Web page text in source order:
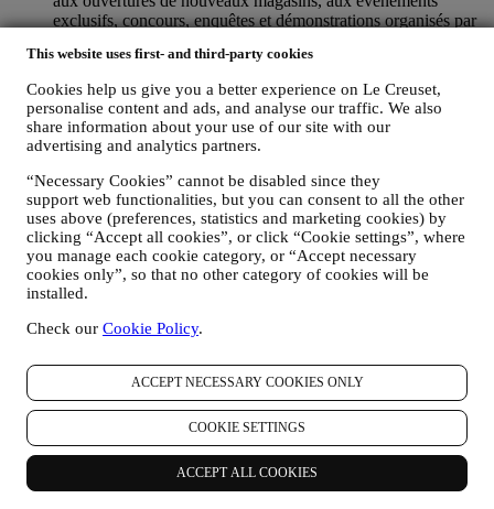
This website uses first- and third-party cookies
Cookies help us give you a better experience on Le Creuset,
personalise content and ads, and analyse our traffic. We also
share information about your use of our site with our
advertising and analytics partners.
“Necessary Cookies” cannot be disabled since they
support web functionalities, but you can consent to all the other
uses above (preferences, statistics and marketing cookies) by
clicking “Accept all cookies”, or click “Cookie settings”, where
you manage each cookie category, or “Accept necessary
cookies only”, so that no other category of cookies will be
installed.
Check our Cookie Policy.
ACCEPT NECESSARY COOKIES ONLY
COOKIE SETTINGS
ACCEPT ALL COOKIES
exclusifs, concours, enquêtes et démonstrations organisés par
intéresser. Ces communications pourront être sélectionnées ou
rédigées spécialement à votre intention, sur base de données
vous concernant, telles que votre situation géographique,
l’historique de vos achats ou vos préférences en ce qui
concerne nos produits. Nous utiliserons ces données pour
mieux cerner vos centres d’intérêt. Ceci nous permettra de
personnaliser nos communications afin de les rendre plus
pertinentes et intéressantes. Il n’y aura aucun autre effet. Nous
collectons aussi des données statistiques concernant
l’ouverture des e-mails et les clics, utilisant à cet effet des
technologies industrielles standard pour nous aider dans le
monitoring de nos lettres d’information. Ce traitement est basé
sur votre consentement à recevoir nos communications de
exercé lors de la collecte des informations personnelles, en
Désabonnement :
Vous pouvez cesser de recevoir nos communications
marketing à tout moment, gratuitement, en utilisant les
méthodes indiquées dans chaque communication (par
exemple, pour vous désinscrire de la newsletter, vous pouvez
cliquer sur le lien de désinscription figurant au bas de chaque
e-mail). En tout état de cause, si vous souhaitez mettre fin à